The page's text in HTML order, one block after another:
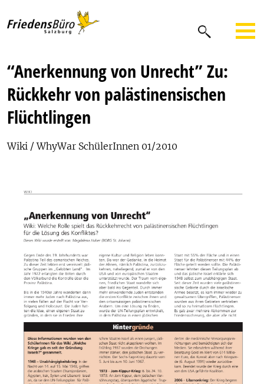
“Anerkennung von Unrecht” Zu:
Rückkehr von palästinensischen
Flüchtlingen
Wiki / WhyWar SchülerInnen 01/2010